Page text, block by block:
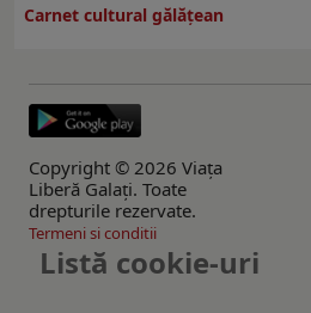
Carnet cultural gălăţean
Copyright © 2026 Viaţa
Liberă Galaţi. Toate
drepturile rezervate.
Termeni si conditii
Listă cookie-uri